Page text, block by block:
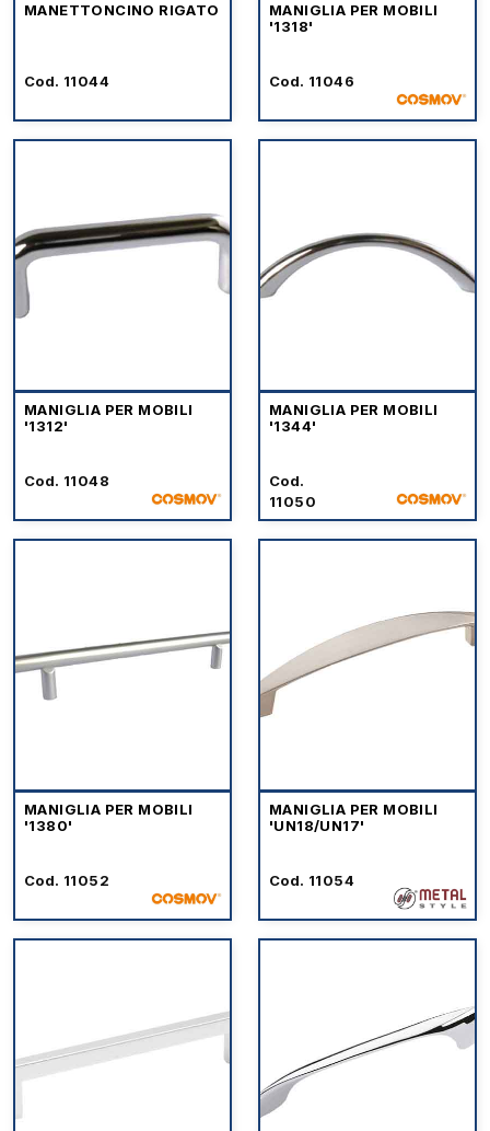
MANETTONCINO RIGATO
Cod. 11044
MANIGLIA PER MOBILI
'1318'
Cod. 11046
MANIGLIA PER MOBILI
'1312'
Cod. 11048
MANIGLIA PER MOBILI
'1344'
Cod.
11050
MANIGLIA PER MOBILI
'1380'
Cod. 11052
MANIGLIA PER MOBILI
'UN18/UN17'
Cod. 11054